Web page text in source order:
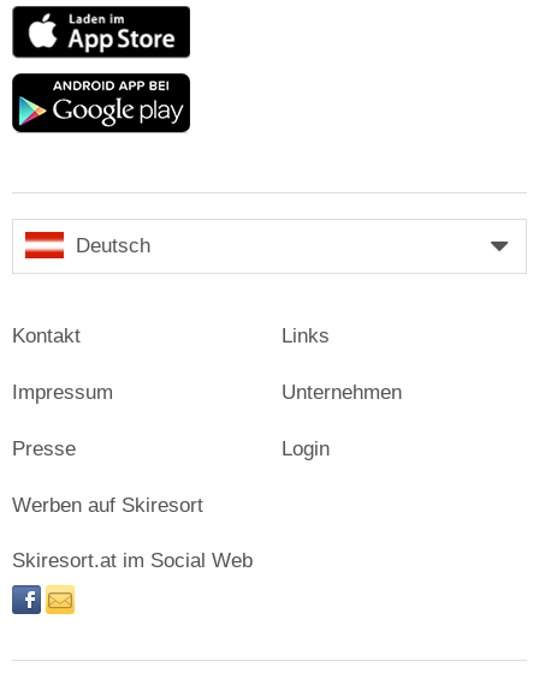
App
Store
Google
Deutsch
Kontakt
Impressum
Presse
Links
Unternehmen
Login
Werben auf Skiresort
Skiresort.at im Social Web
facebooknewsletter